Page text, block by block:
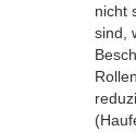
nicht
sind,